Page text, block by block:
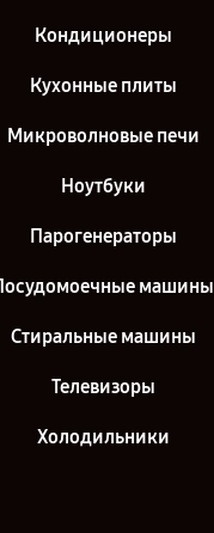
Петербург
Кондиционеры
Кухонные плиты
Микроволновые печи
Ноутбуки
Парогенераторы
машины
Стиральные машины
Телевизоры
Холодильники